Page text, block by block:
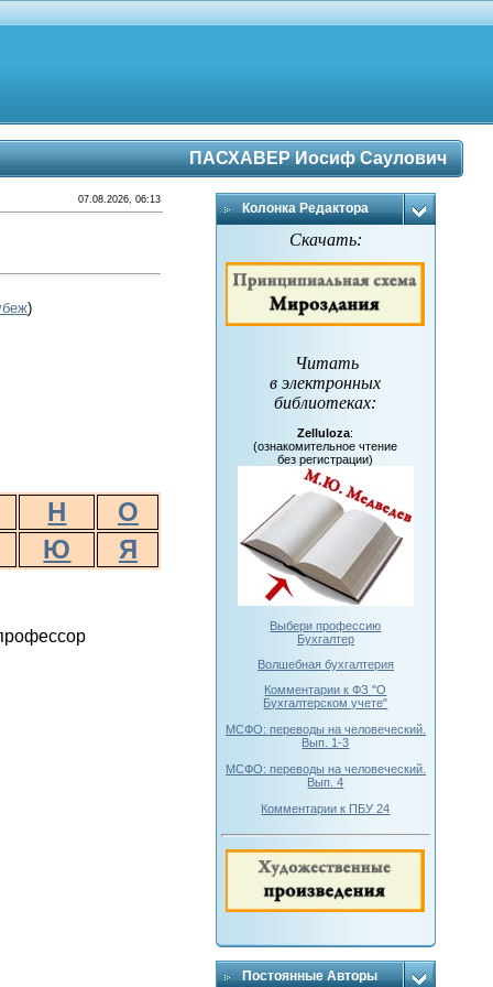
ПАСХАВЕР Иосиф Саулович
07.08.2026, 06:13
)
Н
О
Ю Я
Колонка Редактора
Скачать:
Читать
в электронных
библиотеках:
Zelluloza:
(ознакомительное чтение
без регистрации)
Выбери профессию
Бухгалтер
Волшебная бухгалтерия
Комментарии к ФЗ "О
Бухгалтерском учете"
МСФО: переводы на человеческий.
Вып. 1-3
МСФО: переводы на человеческий.
Вып. 4
Комментарии к ПБУ 24
Постоянные Авторы